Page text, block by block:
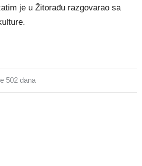
je u Žitorađu razgovarao sa
502 dana